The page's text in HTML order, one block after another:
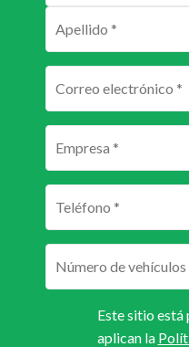
Este sitio
aplican la